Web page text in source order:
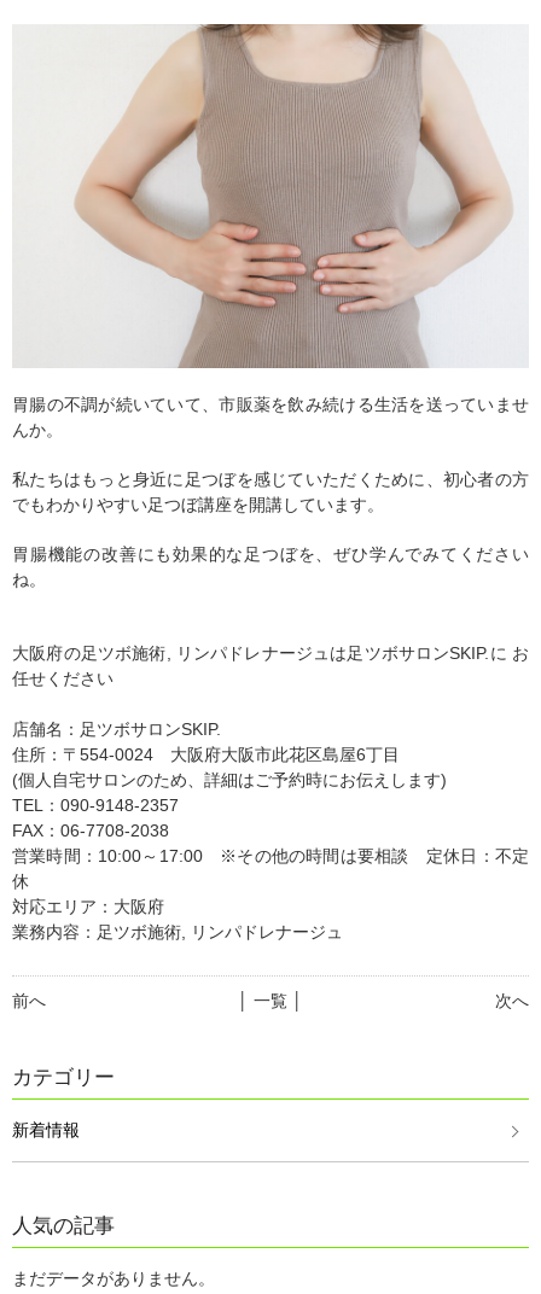
胃腸の不調が続いていて、市販薬を飲み続ける生活を送っていませ
んか。
私たちはもっと身近に足つぼを感じていただくために、初心者の方
でもわかりやすい足つぼ講座を開講しています。
胃腸機能の改善にも効果的な足つぼを、ぜひ学んでみてください
ね。
大阪府の足ツボ施術, リンパドレナージュは足ツボサロンSKIP.に お
任せください
店舗名：足ツボサロンSKIP.
住所：〒554-0024 大阪府大阪市此花区島屋6丁目
(個人自宅サロンのため、詳細はご予約時にお伝えします)
TEL：090-9148-2357
FAX：06-7708-2038
営業時間：10:00～17:00 ※その他の時間は要相談 定休日：不定
休
対応エリア：大阪府
業務内容：足ツボ施術, リンパドレナージュ
前へ 次へ
│ 一覧 │
カテゴリー
新着情報
人気の記事
まだデータがありません。